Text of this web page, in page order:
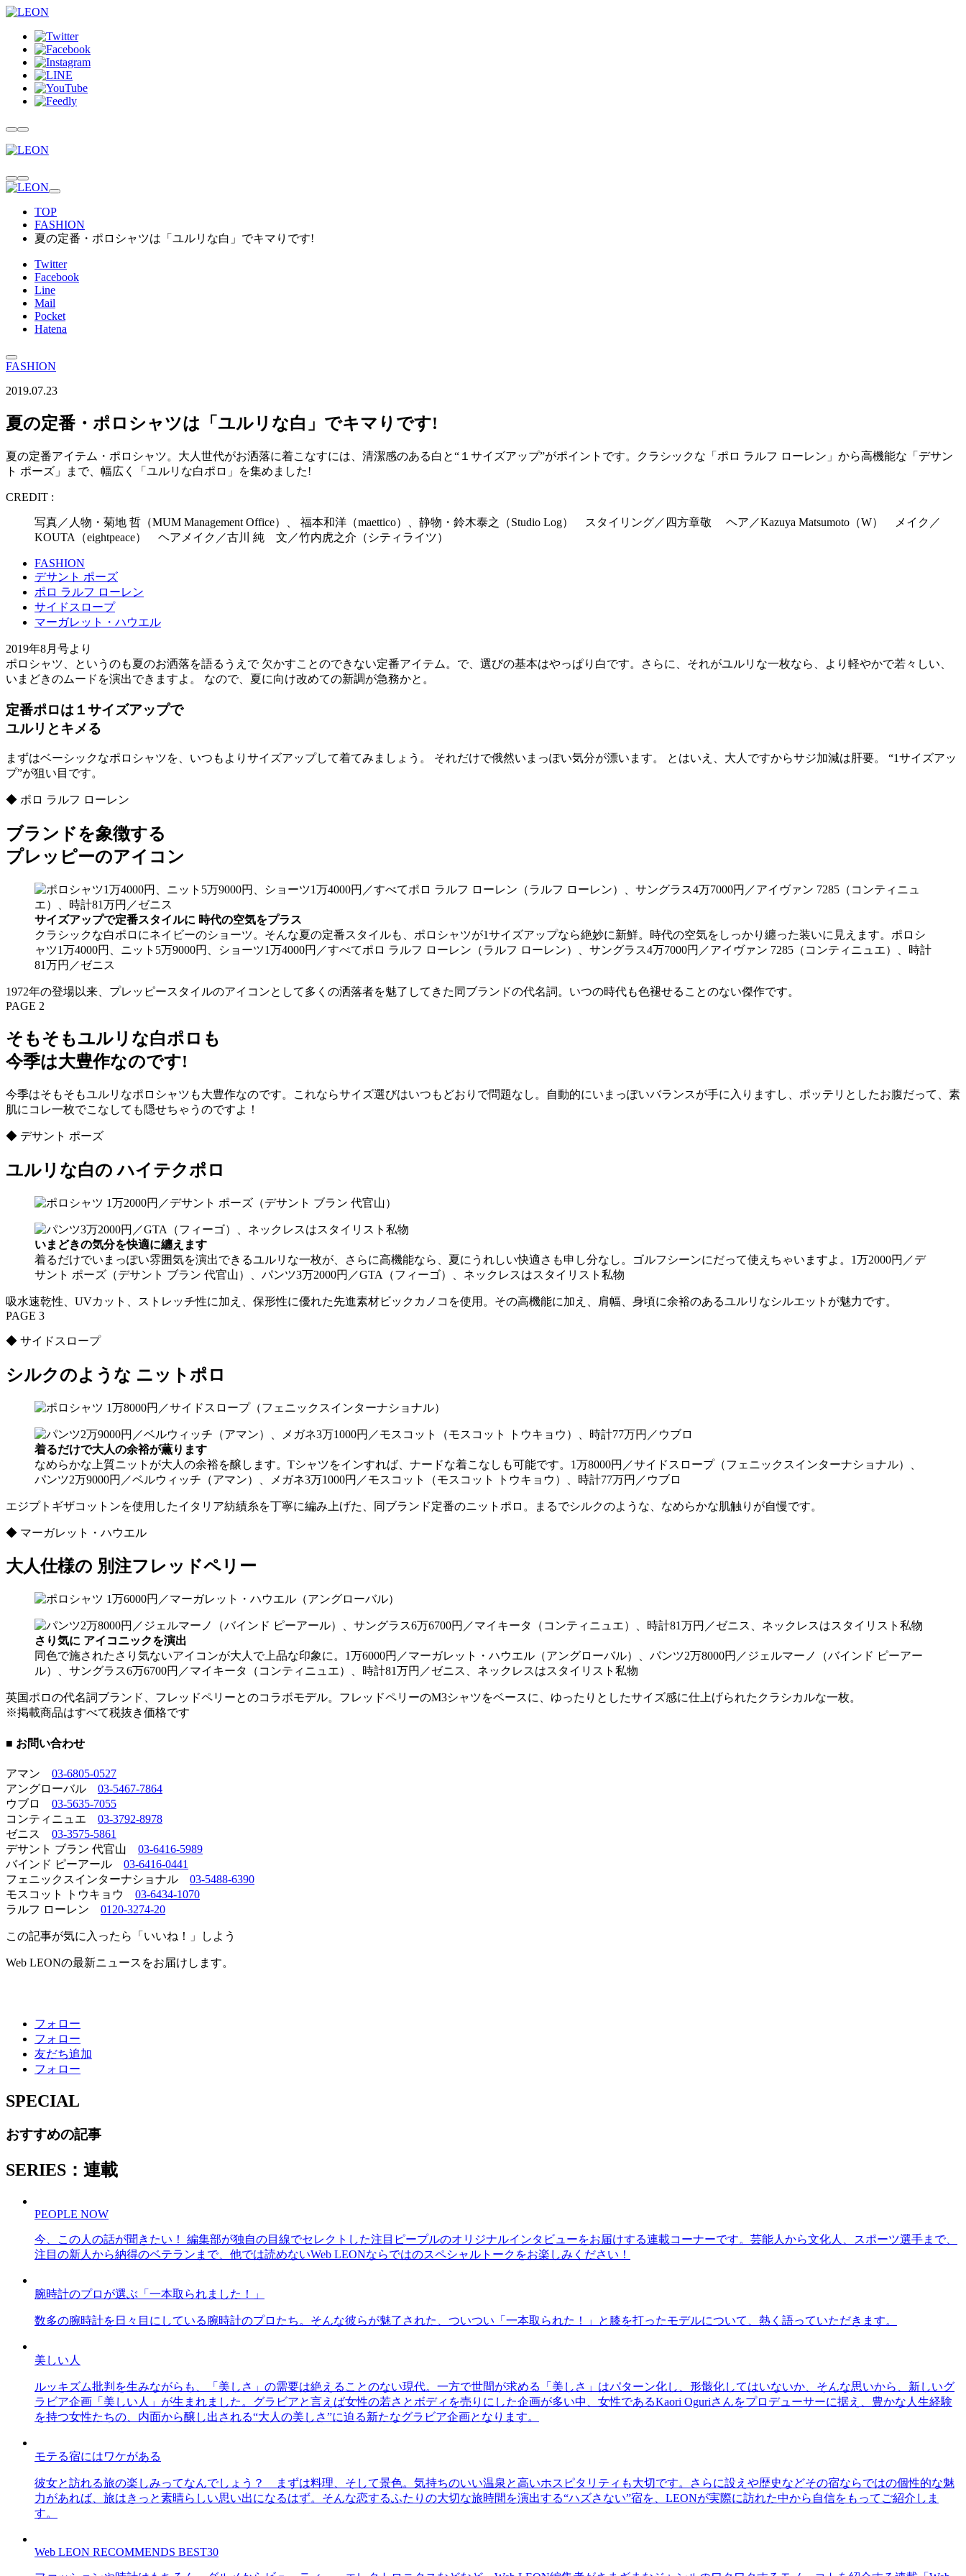
TOP
FASHION
夏の定番・ポロシャツは「ユルリな白」でキマりです!
Twitter
Facebook
Line
Mail
Pocket
Hatena
FASHION
2019.07.23
夏の定番・ポロシャツは「ユルリな白」でキマりです!
夏の定番アイテム・ポロシャツ。大人世代がお洒落に着こなすには、清潔感のある白と“１サイズアップ”がポイントです。クラシックな「ポロ ラルフ ローレン」から高機能な「デサン
ト ポーズ」まで、幅広く「ユルリな白ポロ」を集めました!
CREDIT :
写真／人物・菊地 哲（MUM Management Office）、 福本和洋（maettico）、静物・鈴木泰之（Studio Log） スタイリング／四方章敬 ヘア／Kazuya Matsumoto（W） メイク／
KOUTA（eightpeace） ヘアメイク／古川 純 文／竹内虎之介（シティライツ）
FASHION
デサント ポーズ
ポロ ラルフ ローレン
サイドスロープ
マーガレット・ハウエル
2019年8月号より
ポロシャツ、というのも夏のお洒落を語るうえで 欠かすことのできない定番アイテム。で、選びの基本はやっぱり白です。さらに、それがユルリな一枚なら、より軽やかで若々しい、
いまどきのムードを演出できますよ。 なので、夏に向け改めての新調が急務かと。
定番ポロは１サイズアップで
ユルリとキメる
まずはベーシックなポロシャツを、いつもよりサイズアップして着てみましょう。 それだけで俄然いまっぽい気分が漂います。 とはいえ、大人ですからサジ加減は肝要。 “1サイズアッ
プ”が狙い目です。
◆ ポロ ラルフ ローレン
ブランドを象徴する
プレッピーのアイコン
サイズアップで定番スタイルに 時代の空気をプラス
クラシックな白ポロにネイビーのショーツ。そんな夏の定番スタイルも、ポロシャツが1サイズアップなら絶妙に新鮮。時代の空気をしっかり纏った装いに見えます。ポロシ
ャツ1万4000円、ニット5万9000円、ショーツ1万4000円／すべてポロ ラルフ ローレン（ラルフ ローレン）、サングラス4万7000円／アイヴァン 7285（コンティニュエ）、時計
81万円／ゼニス
1972年の登場以来、プレッピースタイルのアイコンとして多くの洒落者を魅了してきた同ブランドの代名詞。いつの時代も色褪せることのない傑作です。
PAGE 2
そもそもユルリな白ポロも
今季は大豊作なのです!
今季はそもそもユルリなポロシャツも大豊作なのです。これならサイズ選びはいつもどおりで問題なし。自動的にいまっぽいバランスが手に入りますし、ポッテリとしたお腹だって、素
肌にコレ一枚でこなしても隠せちゃうのですよ！
◆ デサント ポーズ
ユルリな白の ハイテクポロ
いまどきの気分を快適に纏えます
着るだけでいまっぽい雰囲気を演出できるユルリな一枚が、さらに高機能なら、夏にうれしい快適さも申し分なし。ゴルフシーンにだって使えちゃいますよ。1万2000円／デ
サント ポーズ（デサント ブラン 代官山）、パンツ3万2000円／GTA（フィーゴ）、ネックレスはスタイリスト私物
吸水速乾性、UVカット、ストレッチ性に加え、保形性に優れた先進素材ビックカノコを使用。その高機能に加え、肩幅、身頃に余裕のあるユルリなシルエットが魅力です。
PAGE 3
◆ サイドスロープ
シルクのような ニットポロ
着るだけで大人の余裕が薫ります
なめらかな上質ニットが大人の余裕を醸します。Tシャツをインすれば、ナードな着こなしも可能です。1万8000円／サイドスロープ（フェニックスインターナショナル）、
パンツ2万9000円／ベルウィッチ（アマン）、メガネ3万1000円／モスコット（モスコット トウキョウ）、時計77万円／ウブロ
エジプトギザコットンを使用したイタリア紡績糸を丁寧に編み上げた、同ブランド定番のニットポロ。まるでシルクのような、なめらかな肌触りが自慢です。
◆ マーガレット・ハウエル
大人仕様の 別注フレッドペリー
さり気に アイコニックを演出
同色で施されたさり気ないアイコンが大人で上品な印象に。1万6000円／マーガレット・ハウエル（アングローバル）、パンツ2万8000円／ジェルマーノ（バインド ピーアー
ル）、サングラス6万6700円／マイキータ（コンティニュエ）、時計81万円／ゼニス、ネックレスはスタイリスト私物
英国ポロの代名詞ブランド、フレッドペリーとのコラボモデル。フレッドペリーのM3シャツをベースに、ゆったりとしたサイズ感に仕上げられたクラシカルな一枚。
※掲載商品はすべて税抜き価格です
■ お問い合わせ
アマン 03-6805-0527
アングローバル 03-5467-7864
ウブロ 03-5635-7055
コンティニュエ 03-3792-8978
ゼニス 03-3575-5861
デサント ブラン 代官山 03-6416-5989
バインド ピーアール 03-6416-0441
フェニックスインターナショナル 03-5488-6390
モスコット トウキョウ 03-6434-1070
ラルフ ローレン 0120-3274-20
この記事が気に入ったら「いいね！」しよう
Web LEONの最新ニュースをお届けします。
フォロー
フォロー
友だち追加
フォロー
SPECIAL
おすすめの記事
SERIES：連載
PEOPLE NOW
今、この人の話が聞きたい！ 編集部が独自の目線でセレクトした注目ピープルのオリジナルインタビューをお届けする連載コーナーです。芸能人から文化人、スポーツ選手まで、
注目の新人から納得のベテランまで、他では読めないWeb LEONならではのスペシャルトークをお楽しみください！
腕時計のプロが選ぶ「一本取られました！」
数多の腕時計を日々目にしている腕時計のプロたち。そんな彼らが魅了された、ついつい「一本取られた！」と膝を打ったモデルについて、熱く語っていただきます。
美しい人
ルッキズム批判を生みながらも、「美しさ」の需要は絶えることのない現代。一方で世間が求める「美しさ」はパターン化し、形骸化してはいないか、そんな思いから、新しいグ
ラビア企画「美しい人」が生まれました。グラビアと言えば女性の若さとボディを売りにした企画が多い中、女性であるKaori Oguriさんをプロデューサーに据え、豊かな人生経験
を持つ女性たちの、内面から醸し出される“大人の美しさ”に迫る新たなグラビア企画となります。
モテる宿にはワケがある
彼女と訪れる旅の楽しみってなんでしょう？ まずは料理、そして景色。気持ちのいい温泉と高いホスピタリティも大切です。さらに設えや歴史などその宿ならではの個性的な魅
力があれば、旅はきっと素晴らしい思い出になるはず。そんな恋するふたりの大切な旅時間を演出する“ハズさない”宿を、LEONが実際に訪れた中から自信をもってご紹介しま
す。
Web LEON RECOMMENDS BEST30